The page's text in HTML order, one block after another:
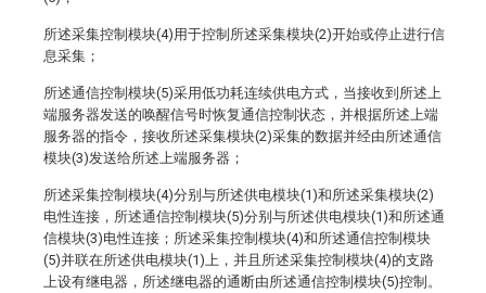
所述采集控制模块(4)用于控制所述采集模块(2)开始或停止进行信
息采集；
所述通信控制模块(5)采用低功耗连续供电方式，当接收到所述上
端服务器发送的唤醒信号时恢复通信控制状态，并根据所述上端
服务器的指令，接收所述采集模块(2)采集的数据并经由所述通信
模块(3)发送给所述上端服务器；
所述采集控制模块(4)分别与所述供电模块(1)和所述采集模块(2)
电性连接，所述通信控制模块(5)分别与所述供电模块(1)和所述通
信模块(3)电性连接；所述采集控制模块(4)和所述通信控制模块
(5)并联在所述供电模块(1)上，并且所述采集控制模块(4)的支路
上设有继电器，所述继电器的通断由所述通信控制模块(5)控制。